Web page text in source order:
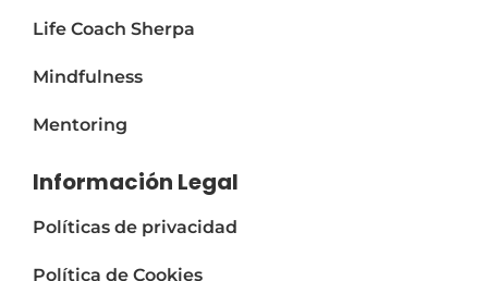
Life Coach Sherpa
Mindfulness
Mentoring
Información Legal
Políticas de privacidad
Política de Cookies